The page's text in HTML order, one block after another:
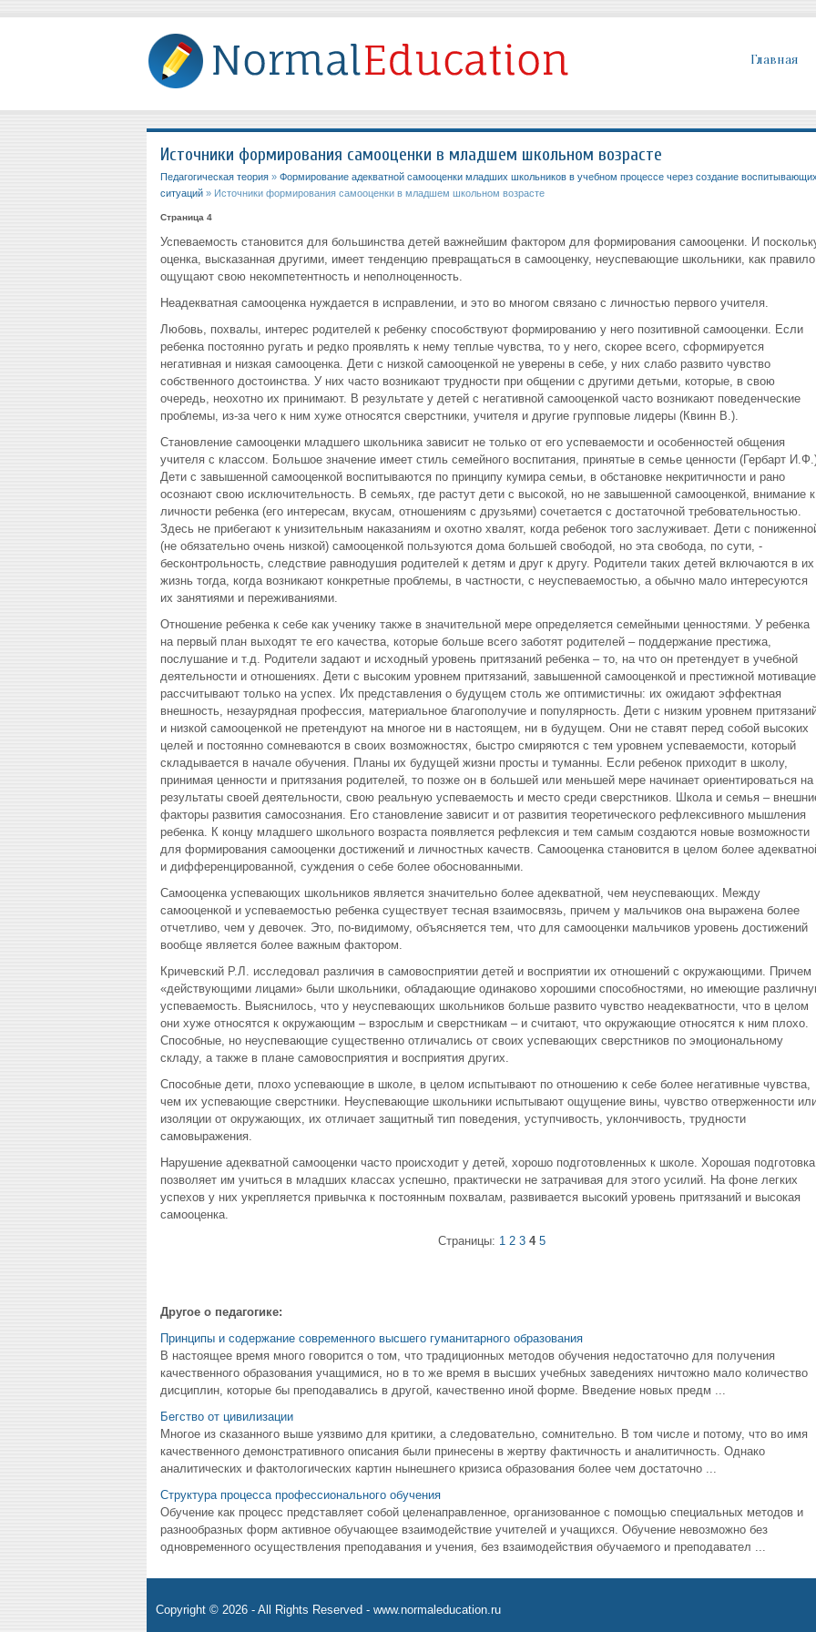
Главная
Источники формирования самооценки в младшем школьном возрасте
Педагогическая теория» Формирование адекватной самооценки младших школьников в учебном процессе через создание воспитывающих
ситуаций» Источники формирования самооценки в младшем школьном возрасте
Страница 4
Успеваемость становится для большинства детей важнейшим фактором для формирования самооценки. И
оценка, высказанная другими, имеет тенденцию превращаться в самооценку, неуспевающие школьники, как
ощущают свою некомпетентность и неполноценность.
Неадекватная самооценка нуждается в исправлении, и это во многом связано с личностью первого учителя.
Любовь, похвалы, интерес родителей к ребенку способствуют формированию у него позитивной самооценки. Если
ребенка постоянно ругать и редко проявлять к нему теплые чувства, то у него, скорее всего, сформируется
негативная и низкая самооценка. Дети с низкой самооценкой не уверены в себе, у них слабо развито чувство
собственного достоинства. У них часто возникают трудности при общении с другими детьми, которые, в свою
очередь, неохотно их принимают. В результате у детей с негативной самооценкой часто возникают поведенческие
проблемы, из-за чего к ним хуже относятся сверстники, учителя и другие групповые лидеры (Квинн В.).
Становление самооценки младшего школьника зависит не только от его успеваемости и особенностей общения
учителя с классом. Большое значение имеет стиль семейного воспитания, принятые в семье ценности (Гербарт
Дети с завышенной самооценкой воспитываются по принципу кумира семьи, в обстановке некритичности и рано
осознают свою исключительность. В семьях, где растут дети с высокой, но не завышенной самооценкой, внимание к
личности ребенка (его интересам, вкусам, отношениям с друзьями) сочетается с достаточной требовательностью.
Здесь не прибегают к унизительным наказаниям и охотно хвалят, когда ребенок того заслуживает. Дети с
(не обязательно очень низкой) самооценкой пользуются дома большей свободой, но эта свобода, по сути, -
бесконтрольность, следствие равнодушия родителей к детям и друг к другу. Родители таких детей включаются в их
жизнь тогда, когда возникают конкретные проблемы, в частности, с неуспеваемостью, а обычно мало интересуются
их занятиями и переживаниями.
Отношение ребенка к себе как ученику также в значительной мере определяется семейными ценностями. У ребенка
на первый план выходят те его качества, которые больше всего заботят родителей – поддержание престижа,
послушание и т.д. Родители задают и исходный уровень притязаний ребенка – то, на что он претендует в учебной
деятельности и отношениях. Дети с высоким уровнем притязаний, завышенной самооценкой и престижной
рассчитывают только на успех. Их представления о будущем столь же оптимистичны: их ожидают эффектная
внешность, незаурядная профессия, материальное благополучие и популярность. Дети с низким уровнем
и низкой самооценкой не претендуют на многое ни в настоящем, ни в будущем. Они не ставят перед собой высоких
целей и постоянно сомневаются в своих возможностях, быстро смиряются с тем уровнем успеваемости, который
складывается в начале обучения. Планы их будущей жизни просты и туманны. Если ребенок приходит в школу,
принимая ценности и притязания родителей, то позже он в большей или меньшей мере начинает ориентироваться на
результаты своей деятельности, свою реальную успеваемость и место среди сверстников. Школа и семья –
факторы развития самосознания. Его становление зависит и от развития теоретического рефлексивного мышления
ребенка. К концу младшего школьного возраста появляется рефлексия и тем самым создаются новые возможности
для формирования самооценки достижений и личностных качеств. Самооценка становится в целом более
и дифференцированной, суждения о себе более обоснованными.
Самооценка успевающих школьников является значительно более адекватной, чем неуспевающих. Между
самооценкой и успеваемостью ребенка существует тесная взаимосвязь, причем у мальчиков она выражена более
отчетливо, чем у девочек. Это, по-видимому, объясняется тем, что для самооценки мальчиков уровень достижений
вообще является более важным фактором.
Кричевский Р.Л. исследовал различия в самовосприятии детей и восприятии их отношений с окружающими. Причем
«действующими лицами» были школьники, обладающие одинаково хорошими способностями, но имеющие
успеваемость. Выяснилось, что у неуспевающих школьников больше развито чувство неадекватности, что в целом
они хуже относятся к окружающим – взрослым и сверстникам – и считают, что окружающие относятся к ним плохо.
Способные, но неуспевающие существенно отличались от своих успевающих сверстников по эмоциональному
складу, а также в плане самовосприятия и восприятия других.
Способные дети, плохо успевающие в школе, в целом испытывают по отношению к себе более негативные чувства,
чем их успевающие сверстники. Неуспевающие школьники испытывают ощущение вины, чувство отверженности
изоляции от окружающих, их отличает защитный тип поведения, уступчивость, уклончивость, трудности
самовыражения.
Нарушение адекватной самооценки часто происходит у детей, хорошо подготовленных к школе. Хорошая подготовка
позволяет им учиться в младших классах успешно, практически не затрачивая для этого усилий. На фоне легких
успехов у них укрепляется привычка к постоянным похвалам, развивается высокий уровень притязаний и высокая
самооценка.
Страницы: 1 2 3 4 5
Другое о педагогике:
Принципы и содержание современного высшего гуманитарного образования
В настоящее время много говорится о том, что традиционных методов обучения недостаточно для получения
качественного образования учащимися, но в то же время в высших учебных заведениях ничтожно мало количество
дисциплин, которые бы преподавались в другой, качественно иной форме. Введение новых предм ...
Бегство от цивилизации
Многое из сказанного выше уязвимо для критики, а следовательно, сомнительно. В том числе и потому, что во имя
качественного демонстративного описания были принесены в жертву фактичность и аналитичность. Однако
аналитических и фактологических картин нынешнего кризиса образования более чем достаточно ...
Структура процесса профессионального обучения
Обучение как процесс представляет собой целенаправленное, организованное с помощью специальных методов и
разнообразных форм активное обучающее взаимодействие учителей и учащихся. Обучение невозможно без
одновременного осуществления преподавания и учения, без взаимодействия обучаемого и преподавател ...
Copyright © 2026 - All Rights Reserved - www.normaleducation.ru